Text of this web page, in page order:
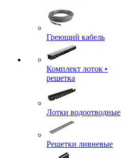
Греющий кабель
Комплект лоток •
решетка
Лотки водоотводные
Решетки ливневые